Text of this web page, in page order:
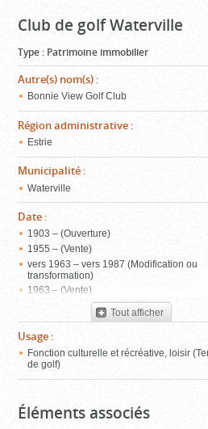
Club de golf Waterville
Type : Patrimoine immobilier
Autre(s) nom(s) :
Bonnie View Golf Club
Région administrative :
Estrie
Municipalité :
Waterville
Date :
1903 – (Ouverture)
1955 – (Vente)
vers 1963 – vers 1987 (Modification ou
transformation)
1963 – (Vente)
1987 – vers 2001 (Modification ou
1987 – (Vente)
2001 – (Vente)
Tout afficher
Usage :
Fonction culturelle et récréative, loisir
de golf)
Éléments associés